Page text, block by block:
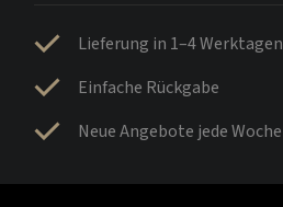
Lieferung in 1–4 Werktagen
Einfache Rückgabe
Neue Angebote jede Woche